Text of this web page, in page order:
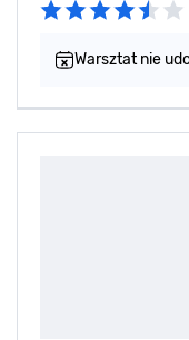
Warsztat nie